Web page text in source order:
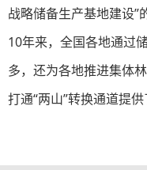
战略储备生产基地建设”
10年来，全国各地通过
多，还为各地推进集体
打通“两山”转换通道提供